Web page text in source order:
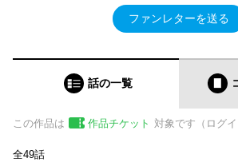
ファンレターを送る
話の一覧
この作品は 作品チケット 対象です（ログイ
全49話